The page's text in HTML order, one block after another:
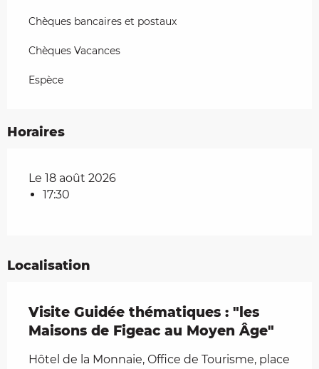
Chèques bancaires et postaux
Chèques Vacances
Espèce
Horaires
Le 18 août 2026
17:30
Localisation
Visite Guidée thématiques : "les
Maisons de Figeac au Moyen Âge"
Hôtel de la Monnaie, Office de Tourisme, place